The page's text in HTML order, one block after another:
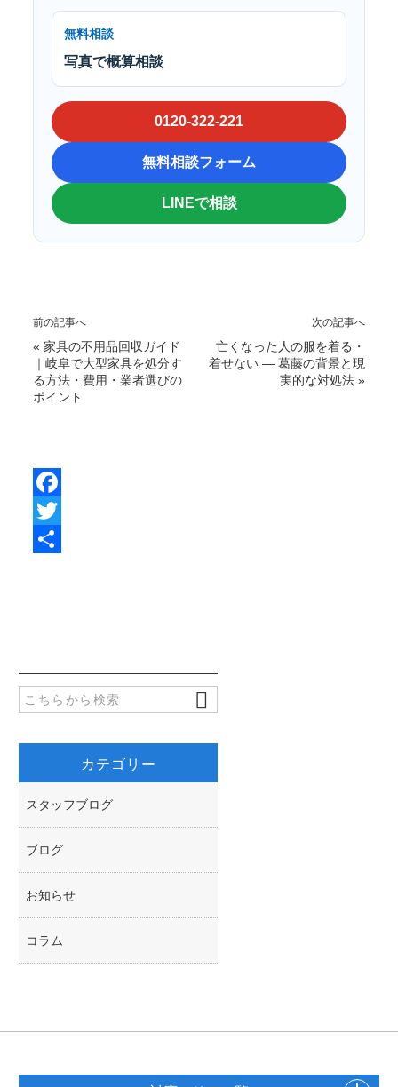
無料相談
写真で概算相談
0120-322-221
無料相談フォーム
LINEで相談
前の記事へ
« 家具の不用品回収ガイド
｜岐阜で大型家具を処分す
る方法・費用・業者選びの
ポイント
次の記事へ
亡くなった人の服を着る・
着せない — 葛藤の背景と現
実的な対処法 »
F
カテゴリー
スタッフブログ
ブログ
お知らせ
コラム